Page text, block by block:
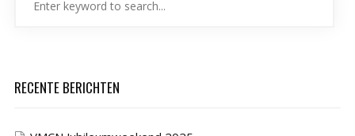
RECENTE BERICHTEN